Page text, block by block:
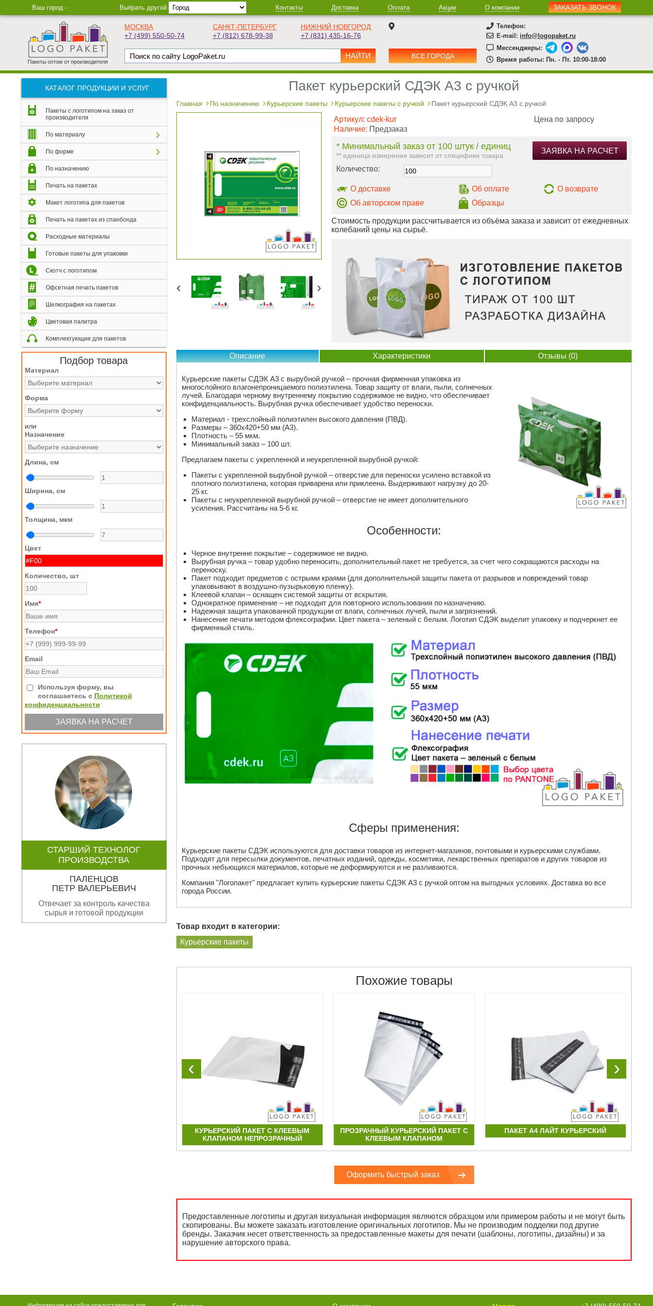
Ваш город - Выбрать другой Контакты Доставка Оплата Акции О компании ЗАКАЗАТЬ ЗВОНОК
Пакеты оптом от производителя
МОСКВА
+7 (499) 550-50-74
САНКТ-ПЕТЕРБУРГ
+7 (812) 678-99-38
НИЖНИЙ НОВГОРОД
+7 (831) 435-16-76
ВСЕ ГОРОДА
Телефон:
E-mail: info@logopaket.ru
Мессенджеры:
Время работы: Пн. - Пт. 10:00-18:00
КАТАЛОГ ПРОДУКЦИИ И УСЛУГ
Пакеты с логотипом на заказ от
производителя
По материалу
По форме
По назначению
Печать на пакетах
Макет логотипа для пакетов
Печать на пакетах из спанбонда
Расходные материалы
Готовые пакеты для упаковки
Скотч с логотипом
Офсетная печать пакетов
Шелкография на пакетах
Цветовая палитра
Комплектующие для пакетов
Подбор товара
Материал
Форма
или
Назначение
Длина, см
Ширина, см
Толщина, мкм
Цвет
Количество, шт
Имя*
Телефон*
Email
Используя форму, вы
соглашаетесь с Политикой
конфиденциальности
СТАРШИЙ ТЕХНОЛОГ
ПРОИЗВОДСТВА
ПАЛЕНЦОВ
ПЕТР ВАЛЕРЬЕВИЧ
Отвечает за контроль качества
сырья и готовой продукции
Пакет курьерский СДЭК А3 с ручкой
Главная По назначению Курьерские пакеты Курьерские пакеты с ручкой Пакет курьерский СДЭК А3 с ручкой
‹ ›
Артикул: cdek-kur
Наличие: Предзаказ
Цена по запросу
* Минимальный заказ от 100 штук / единиц
** единица измерения зависит от специфики товара
ЗАЯВКА НА РАСЧЕТ
Количество:
О доставке Об оплате
О возврате
Об авторском праве
Образцы
Стоимость продукции рассчитывается из объёма заказа и зависит от ежедневных
колебаний цены на сырьё.
Описание Характеристики Отзывы (0)
Курьерские пакеты СДЭК А3 с вырубной ручкой – прочная фирменная упаковка из
многослойного влагонепроницаемого полиэтилена. Товар защиту от влаги, пыли, солнечных
лучей. Благодаря черному внутреннему покрытию содержимое не видно, что обеспечивает
конфиденциальность. Вырубная ручка обеспечивает удобство переноски.
Материал - трехслойный полиэтилен высокого давления (ПВД).
Размеры – 360х420+50 мм (А3).
Плотность – 55 мкм.
Минимальный заказ – 100 шт.
Предлагаем пакеты с укрепленной и неукрепленной вырубной ручкой:
Пакеты с укрепленной вырубной ручкой – отверстие для переноски усилено вставкой из
плотного полиэтилена, которая приварена или приклеена. Выдерживают нагрузку до 20-
25 кг.
Пакеты с неукрепленной вырубной ручкой – отверстие не имеет дополнительного
усиления. Рассчитаны на 5-6 кг.
Особенности:
Черное внутренне покрытие – содержимое не видно.
Вырубная ручка – товар удобно переносить, дополнительный пакет не требуется, за счет чего сокращаются расходы на
переноску.
Пакет подходит предметов с острыми краями (для дополнительной защиты пакета от разрывов и повреждений товар
упаковывают в воздушно-пузырьковую пленку).
Клеевой клапан – оснащен системой защиты от вскрытия.
Однократное применение – не подходит для повторного использования по назначению.
Надежная защита упакованной продукции от влаги, солнечных лучей, пыли и загрязнений.
Нанесение печати методом флексографии. Цвет пакета – зеленый с белым. Логотип СДЭК выделит упаковку и подчеркнет ее
фирменный стиль.
Сферы применения:
Курьерские пакеты СДЭК используются для доставки товаров из интернет-магазинов, почтовыми и курьерскими службами.
Подходят для пересылки документов, печатных изданий, одежды, косметики, лекарственных препаратов и других товаров из
прочных небьющихся материалов, которые не деформируются и не разливаются.
Компания "Логопакет" предлагает купить курьерские пакеты СДЭК А3 с ручкой оптом на выгодных условиях. Доставка во все
города России.
Товар входит в категории:
Курьерские пакеты
Похожие товары
КУРЬЕРСКИЙ ПАКЕТ С КЛЕЕВЫМ
КЛАПАНОМ НЕПРОЗРАЧНЫЙ
ПРОЗРАЧНЫЙ КУРЬЕРСКИЙ ПАКЕТ С
КЛЕЕВЫМ КЛАПАНОМ
ПАКЕТ А4 ЛАЙТ КУРЬЕРСКИЙ
‹ ›
Оформить быстрый заказ
Предоставленные логотипы и другая визуальная информация являются образцом или примером работы и не могут быть
скопированы. Вы можете заказать изготовление оригинальных логотипов. Мы не производим подделки под другие
бренды. Заказчик несет ответственность за предоставленные макеты для печати (шаблоны, логотипы, дизайны) и за
нарушение авторского права.